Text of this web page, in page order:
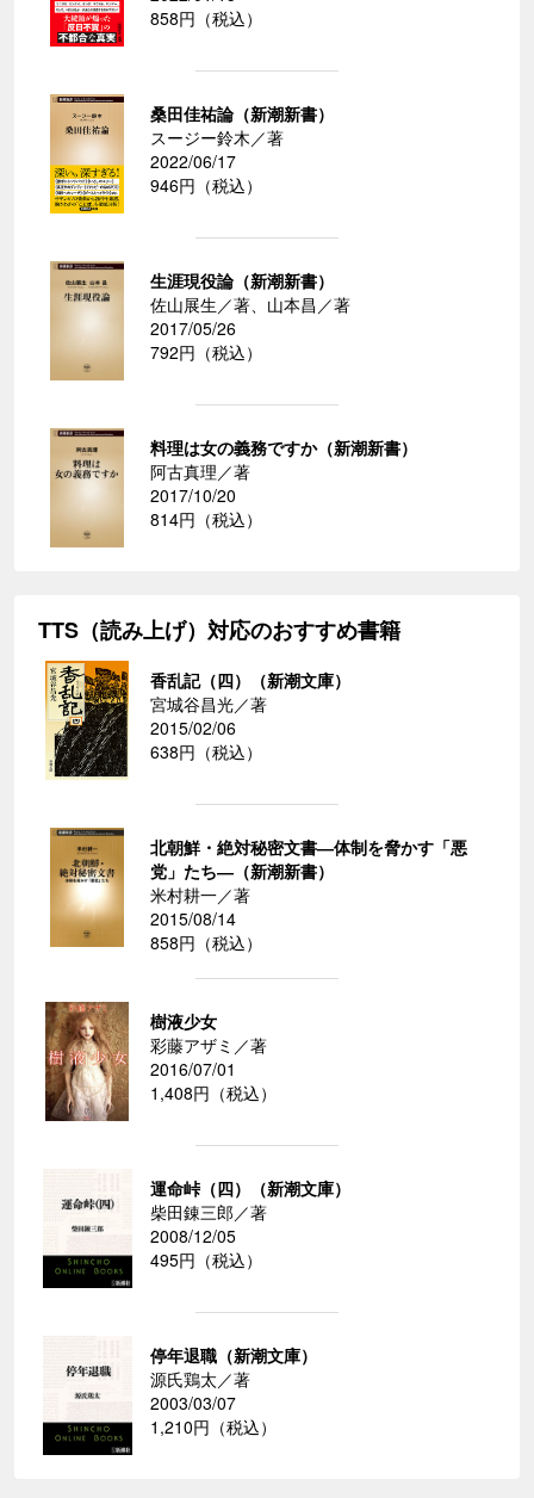
858円（税込）
桑田佳祐論（新潮新書）
スージー鈴木／著
2022/06/17
946円（税込）
生涯現役論（新潮新書）
佐山展生／著、山本昌／著
2017/05/26
792円（税込）
料理は女の義務ですか（新潮新書）
阿古真理／著
2017/10/20
814円（税込）
TTS（読み上げ）対応のおすすめ書籍
香乱記（四）（新潮文庫）
宮城谷昌光／著
2015/02/06
638円（税込）
北朝鮮・絶対秘密文書―体制を脅かす「悪
党」たち―（新潮新書）
米村耕一／著
2015/08/14
858円（税込）
樹液少女
彩藤アザミ／著
2016/07/01
1,408円（税込）
運命峠（四）（新潮文庫）
柴田錬三郎／著
2008/12/05
495円（税込）
停年退職（新潮文庫）
源氏鶏太／著
2003/03/07
1,210円（税込）